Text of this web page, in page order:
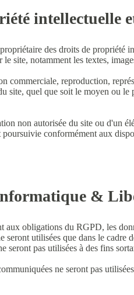
intellectuelle
des droits de propriété
le site, notamment les textes,
commerciale, reproduction,
site, quel que soit le moyen ou
non autorisée du site ou d'un
poursuivie conformément aux
&
aux obligations du RGPD, les
seront utilisées que dans le cadre
seront pas utilisées à des fins
ne seront pas